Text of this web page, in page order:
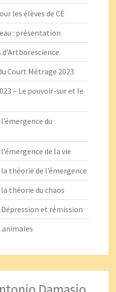
les élèves de CE
: présentation
Court Métrage 2023
– Le pouvoir-sur et le
du
de la vie
théorie de l’émergence
théorie du chaos
et rémission
animales